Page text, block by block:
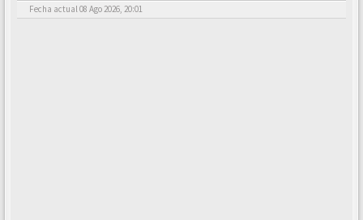
Fecha actual 08 Ago 2026, 20:01